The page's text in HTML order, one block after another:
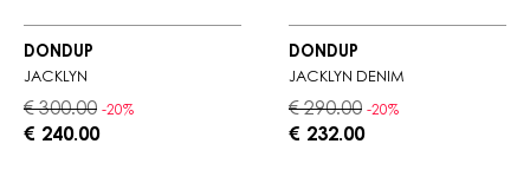
DONDUP
JACKLYN
€ 300.00 -20%
€ 240.00
DONDUP
JACKLYN DENIM
€ 290.00 -20%
€ 232.00